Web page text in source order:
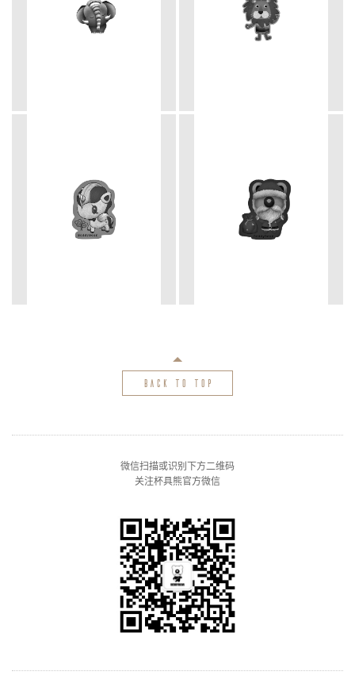
back to top
微信扫描或识别下方二维码
关注杯具熊官方微信